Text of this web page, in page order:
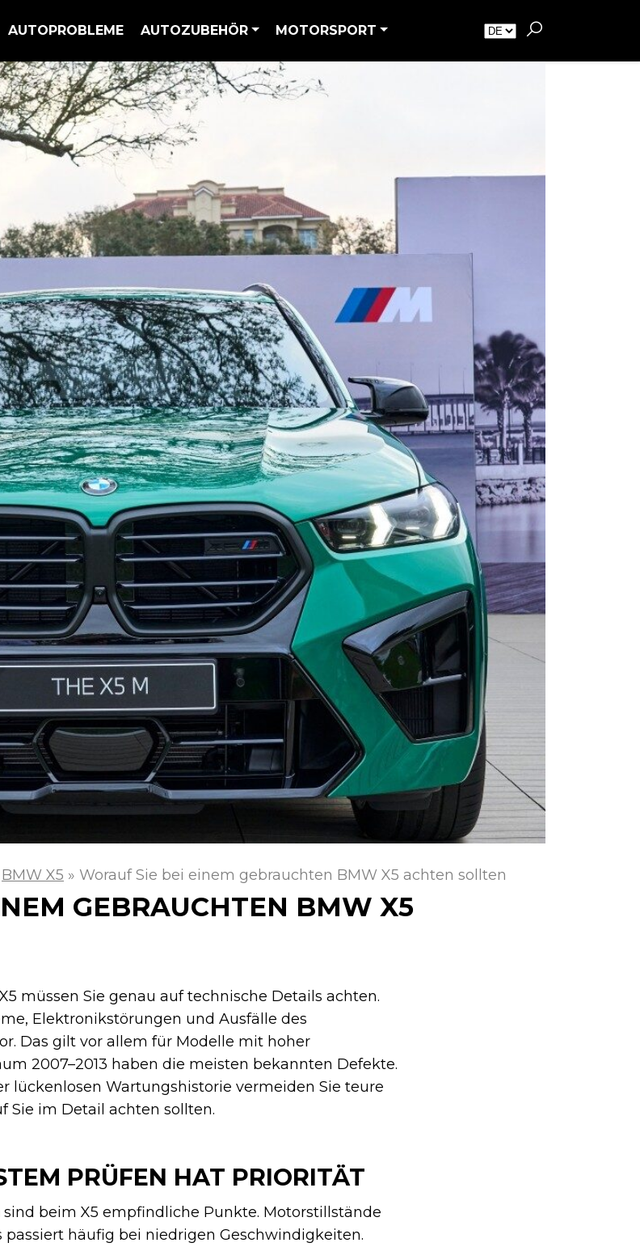
AUTOPROBLEME AUTOZUBEHÖR MOTORSPORT
BMW X5 » Worauf Sie bei einem gebrauchten BMW X5 achten sollten
GEBRAUCHTEN BMW X5
müssen Sie genau auf technische Details achten.
Elektronikstörungen und Ausfälle des
Das gilt vor allem für Modelle mit hoher
2007–2013 haben die meisten bekannten Defekte.
lückenlosen Wartungshistorie vermeiden Sie teure
Sie im Detail achten sollten.
PRÜFEN HAT PRIORITÄT
beim X5 empfindliche Punkte. Motorstillstände
häufig bei niedrigen Geschwindigkeiten.